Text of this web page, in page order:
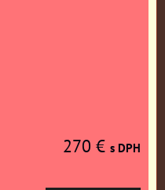
270 € s DPH